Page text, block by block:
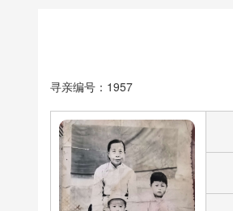
寻亲编号：1957